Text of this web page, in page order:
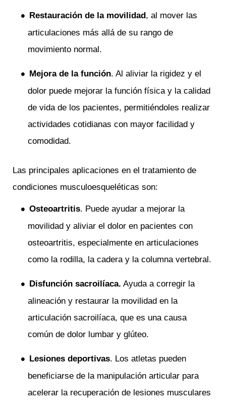
Restauración de la movilidad, al mover las
articulaciones más allá de su rango de
movimiento normal.
Mejora de la función. Al aliviar la rigidez y el
dolor puede mejorar la función física y la calidad
de vida de los pacientes, permitiéndoles realizar
actividades cotidianas con mayor facilidad y
comodidad.
Las principales aplicaciones en el tratamiento de
condiciones musculoesqueléticas son:
Osteoartritis. Puede ayudar a mejorar la
movilidad y aliviar el dolor en pacientes con
osteoartritis, especialmente en articulaciones
como la rodilla, la cadera y la columna vertebral.
Disfunción sacroilíaca. Ayuda a corregir la
alineación y restaurar la movilidad en la
articulación sacroilíaca, que es una causa
común de dolor lumbar y glúteo.
Lesiones deportivas. Los atletas pueden
beneficiarse de la manipulación articular para
acelerar la recuperación de lesiones musculares